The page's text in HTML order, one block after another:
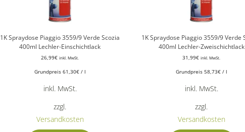
1K Spraydose Piaggio 3559/9 Verde Scozia
400ml Lechler-Einschichtlack
26,99€ inkl. MwSt.
Grundpreis 61,30€/ l
inkl. MwSt.
zzgl.
Versandkosten
1K Spraydose Piaggio 3559/9 Verde
400ml Lechler-Zweischichtlack
31,99€ inkl. MwSt.
Grundpreis 58,73€/ l
inkl. MwSt.
zzgl.
Versandkosten